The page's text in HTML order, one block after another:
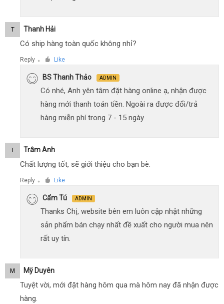
T Thanh Hải
Có ship hàng toàn quốc không nhỉ?
Reply ● Like
BS Thanh Thảo ADMIN
Có nhé, Anh yên tâm đặt hàng online ạ, nhận được
hàng mới thanh toán tiền. Ngoài ra được đổi/trả
hàng miễn phí trong 7 - 15 ngày
T Trâm Anh
Chất lượng tốt, sẽ giới thiệu cho bạn bè.
Reply ● Like
Cẩm Tú ADMIN
Thanks Chị, website bên em luôn cập nhật những
sản phẩm bán chạy nhất đề xuất cho người mua nên
rất uy tín.
M Mỹ Duyên
Tuyệt vời, mới đặt hàng hôm qua mà hôm nay đã nhận được
hàng.